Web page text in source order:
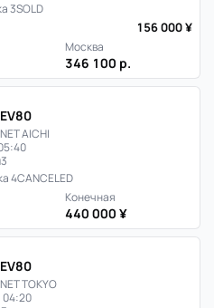
3SOLD
156 000 ¥
Москва
346 100 р.
AICHI
4CANCELED
Конечная
440 000 ¥
TOKYO
04:20